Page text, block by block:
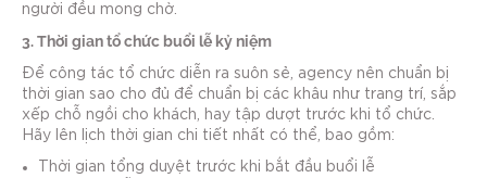
người đều mong chờ.
3. Thời gian tổ chức buổi lễ kỷ niệm
Để công tác tổ chức diễn ra suôn sẻ, agency nên chuẩn bị
thời gian sao cho đủ để chuẩn bị các khâu như trang trí, sắp
xếp chỗ ngồi cho khách, hay tập dượt trước khi tổ chức.
Hãy lên lịch thời gian chi tiết nhất có thể, bao gồm:
Thời gian tổng duyệt trước khi bắt đầu buổi lễ